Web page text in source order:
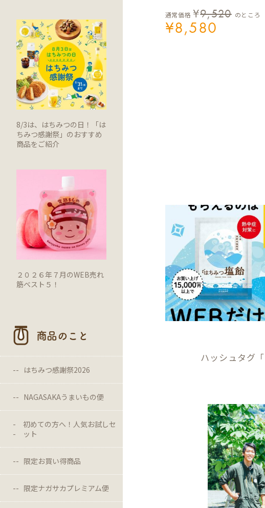
8/3は、はちみつの日！「は
ちみつ感謝祭」のおすすめ
商品をご紹介
２０２６年７月のWEB売れ
筋ベスト５！
商品のこと
はちみつ感謝祭2026
NAGASAKAうまいもの便
初めての方へ！人気お試しセ
ット
限定お買い得商品
限定ナガサカプレミアム便
通常価格 ¥9,520 のところ
¥8,580
ハッシュタグ「